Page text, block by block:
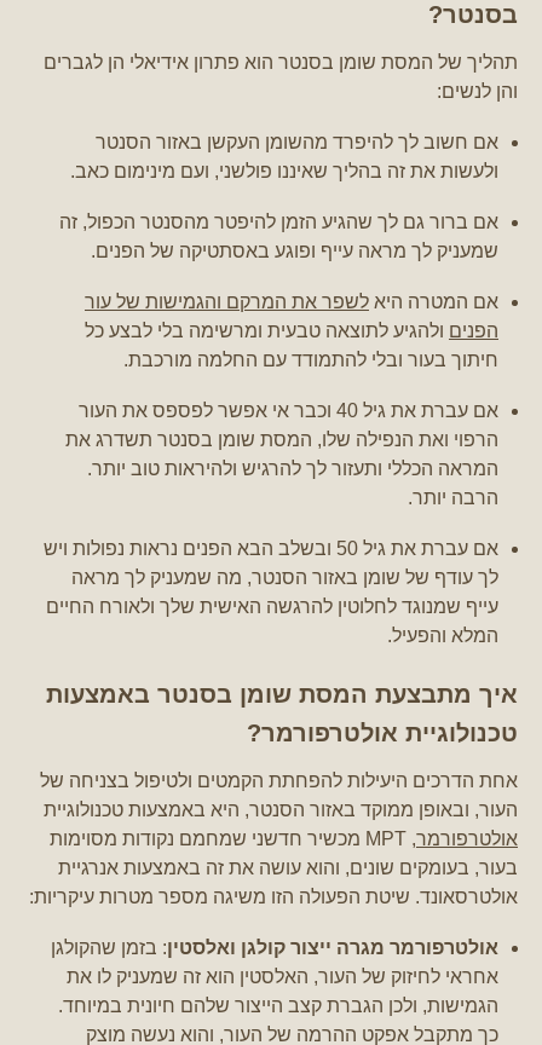
בסנטר?
תהליך של המסת שומן בסנטר הוא פתרון אידיאלי הן לגברים
והן לנשים:
אם חשוב לך להיפרד מהשומן העקשן באזור הסנטר
ולעשות את זה בהליך שאיננו פולשני, ועם מינימום כאב.
אם ברור גם לך שהגיע הזמן להיפטר מהסנטר הכפול, זה
שמעניק לך מראה עייף ופוגע באסתטיקה של הפנים.
אם המטרה היא לשפר את המרקם והגמישות של עור
הפנים ולהגיע לתוצאה טבעית ומרשימה בלי לבצע כל
חיתוך בעור ובלי להתמודד עם החלמה מורכבת.
אם עברת את גיל 40 וכבר אי אפשר לפספס את העור
הרפוי ואת הנפילה שלו, המסת שומן בסנטר תשדרג את
המראה הכללי ותעזור לך להרגיש ולהיראות טוב יותר.
הרבה יותר.
אם עברת את גיל 50 ובשלב הבא הפנים נראות נפולות ויש
לך עודף של שומן באזור הסנטר, מה שמעניק לך מראה
עייף שמנוגד לחלוטין להרגשה האישית שלך ולאורח החיים
המלא והפעיל.
איך מתבצעת המסת שומן בסנטר באמצעות
טכנולוגיית אולטרפורמר?
אחת הדרכים היעילות להפחתת הקמטים ולטיפול בצניחה של
העור, ובאופן ממוקד באזור הסנטר, היא באמצעות טכנולוגיית
אולטרפורמר
, MPT מכשיר חדשני שמחמם נקודות מסוימות
בעור, בעומקים שונים, והוא עושה את זה באמצעות אנרגיית
אולטרסאונד. שיטת הפעולה הזו משיגה מספר מטרות עיקריות:
אולטרפורמר מגרה ייצור קולגן ואלסטין: בזמן שהקולגן
אחראי לחיזוק של העור, האלסטין הוא זה שמעניק לו את
הגמישות, ולכן הגברת קצב הייצור שלהם חיונית במיוחד.
כך מתקבל אפקט ההרמה של העור, והוא נעשה מוצק